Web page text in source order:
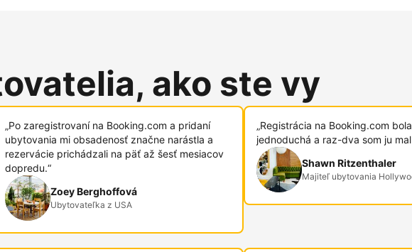
ako ste vy
„Po zaregistrovaní na Booking.com a pridaní
ubytovania mi obsadenosť značne narástla a
rezervácie prichádzali na päť až šesť mesiacov
dopredu.“
Zoey Berghoffová
Ubytovateľka z USA
„Registrácia na Booking.com
jednoduchá a raz-dva som ju
Shawn Ritzenthaler
Majiteľ ubytovania